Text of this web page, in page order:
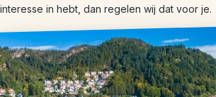
interesse in hebt, dan regelen wij dat voor je.